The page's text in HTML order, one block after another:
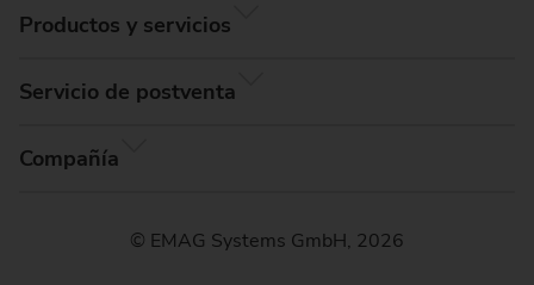
Productos y servicios
Servicio de postventa
Compañía
© EMAG Systems GmbH, 2026